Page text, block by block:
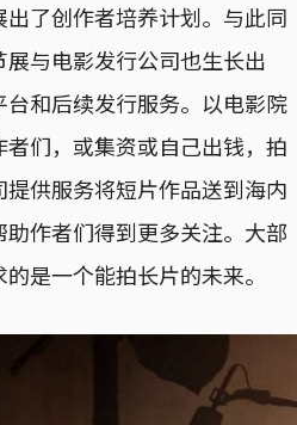
了创作者培养计划。与此同
与电影发行公司也生长出
和后续发行服务。以电影院
们，或集资或自己出钱，拍
供服务将短片作品送到海内
作者们得到更多关注。大部
是一个能拍长片的未来。